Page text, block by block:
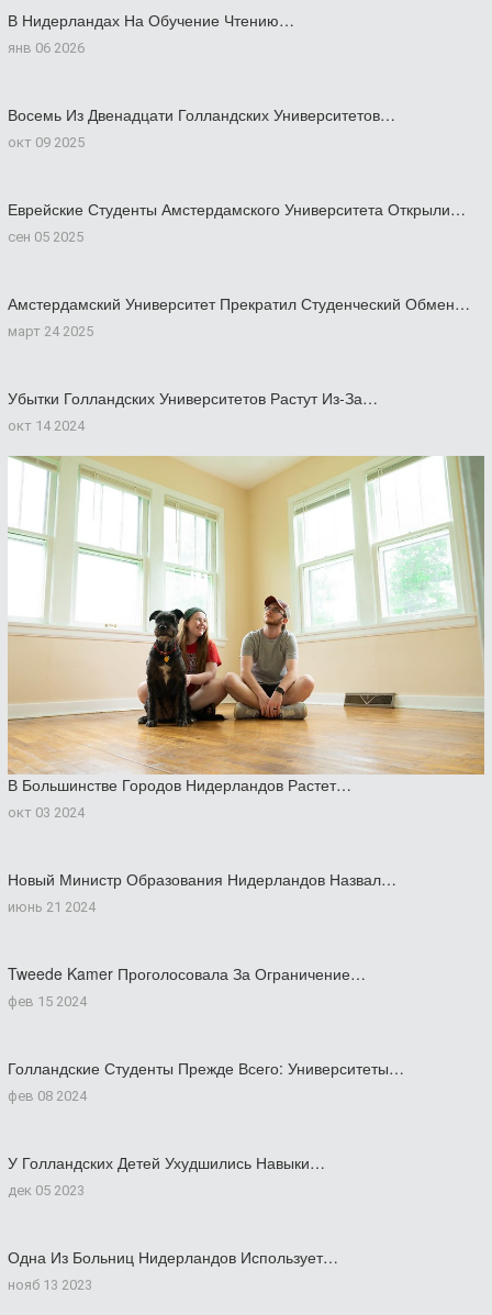
В Нидерландах На Обучение Чтению…
янв 06 2026
Восемь Из Двенадцати Голландских Университетов…
окт 09 2025
Еврейские Студенты Амстердамского Университета Открыли…
сен 05 2025
Амстердамский Университет Прекратил Студенческий Обмен…
март 24 2025
Убытки Голландских Университетов Растут Из-За…
окт 14 2024
В Большинстве Городов Нидерландов Растет…
окт 03 2024
Новый Министр Образования Нидерландов Назвал…
июнь 21 2024
Tweede Kamer Проголосовала За Ограничение…
фев 15 2024
Голландские Студенты Прежде Всего: Университеты…
фев 08 2024
У Голландских Детей Ухудшились Навыки…
дек 05 2023
Одна Из Больниц Нидерландов Использует…
нояб 13 2023